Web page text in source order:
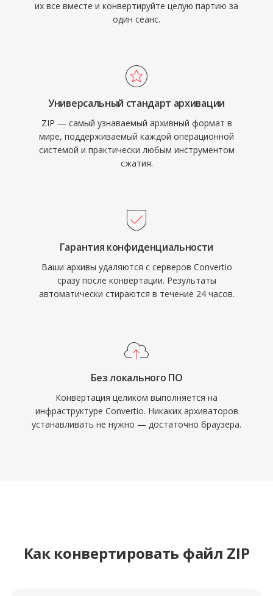
их все вместе и конвертируйте целую партию за
один сеанс.
Универсальный стандарт архивации
ZIP — самый узнаваемый архивный формат в
мире, поддерживаемый каждой операционной
системой и практически любым инструментом
сжатия.
Гарантия конфиденциальности
Ваши архивы удаляются с серверов Convertio
сразу после конвертации. Результаты
автоматически стираются в течение 24 часов.
Без локального ПО
Конвертация целиком выполняется на
инфраструктуре Convertio. Никаких архиваторов
устанавливать не нужно — достаточно браузера.
Как конвертировать файл ZIP